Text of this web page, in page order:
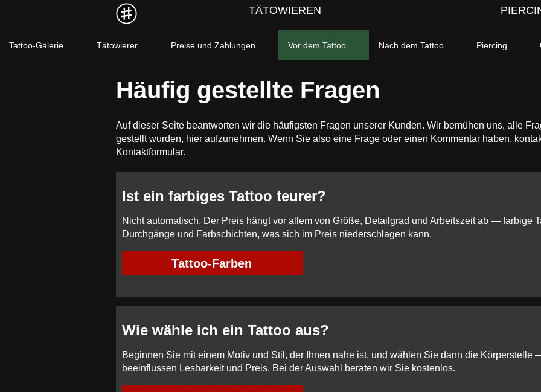
TÄTOWIEREN
Tattoo-Galerie Tätowierer Preise und Zahlungen Vor dem Tattoo Nach dem Tattoo Piercing
Häufig gestellte Fragen
Auf dieser Seite beantworten wir die häufigsten Fragen unserer Kunden. Wir bemühen uns, alle
gestellt wurden, hier aufzunehmen. Wenn Sie also eine Frage oder einen Kommentar haben,
Kontaktformular.
Ist ein farbiges Tattoo teurer?
Nicht automatisch. Der Preis hängt vor allem von Größe, Detailgrad und Arbeitszeit ab — farbige
Durchgänge und Farbschichten, was sich im Preis niederschlagen kann.
Tattoo-Farben
Wie wähle ich ein Tattoo aus?
Beginnen Sie mit einem Motiv und Stil, der Ihnen nahe ist, und wählen Sie dann die Körperstelle
beeinflussen Lesbarkeit und Preis. Bei der Auswahl beraten wir Sie kostenlos.